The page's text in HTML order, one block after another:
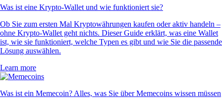
Was ist eine Krypto-Wallet und wie funktioniert sie?
Ob Sie zum ersten Mal Kryptowährungen kaufen oder aktiv handeln –
ohne Krypto-Wallet geht nichts. Dieser Guide erklärt, was eine Wallet
ist, wie sie funktioniert, welche Typen es gibt und wie Sie die passende
Lösung auswählen.
Learn more
Was ist ein Memecoin? Alles, was Sie über Memecoins wissen müssen